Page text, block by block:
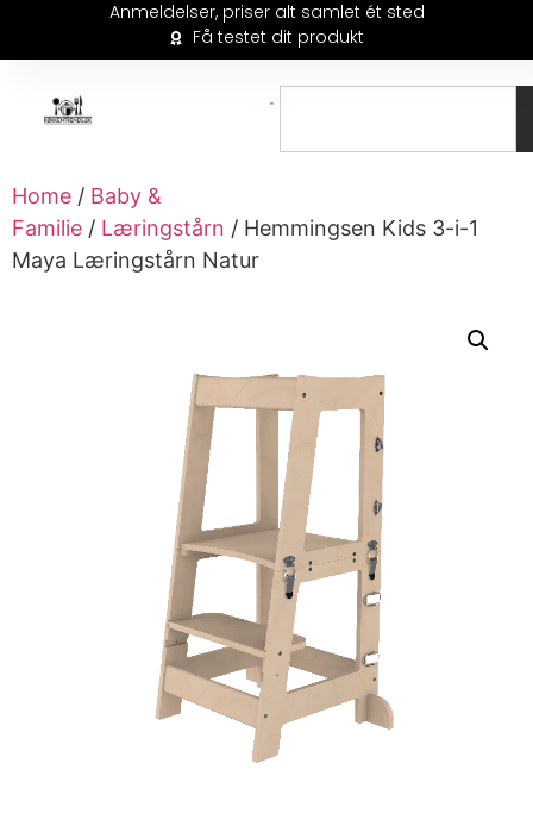
Anmeldelser, priser alt samlet ét sted
Få testet dit produkt
Home / Baby &
Familie / Læringstårn / Hemmingsen Kids 3-i-1
Maya Læringstårn Natur